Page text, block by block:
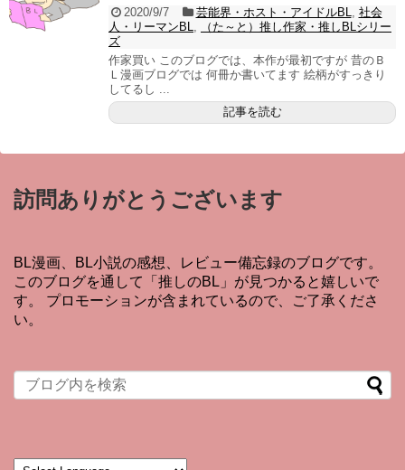
2020/9/7 芸能界・ホスト・アイドルBL, 社会
人・リーマンBL,
（た～と）推し作家・推しBLシリー
ズ
作家買い このブログでは、本作が最初ですが 昔のＢ
Ｌ漫画ブログでは 何冊か書いてます 絵柄がすっきり
してるし ...
記事を読む
訪問ありがとうございます
BL漫画、BL小説の感想、レビュー備忘録のブログです。
このブログを通して「推しのBL」が見つかると嬉しいで
す。 プロモーションが含まれているので、ご了承くださ
い。